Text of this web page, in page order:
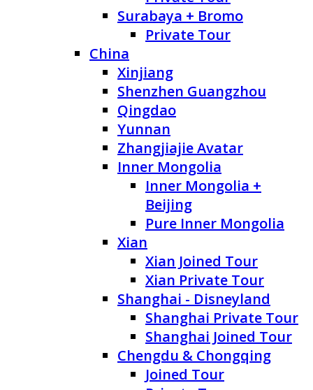
Surabaya + Bromo
Private Tour
China
Xinjiang
Shenzhen Guangzhou
Qingdao
Yunnan
Zhangjiajie Avatar
Inner Mongolia
Inner Mongolia +
Beijing
Pure Inner Mongolia
Xian
Xian Joined Tour
Xian Private Tour
Shanghai - Disneyland
Shanghai Private Tour
Shanghai Joined Tour
Chengdu & Chongqing
Joined Tour